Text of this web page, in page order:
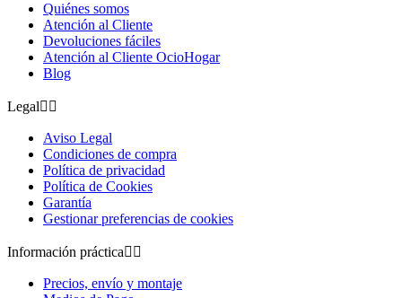
Quiénes somos
Atención al Cliente
Devoluciones fáciles
Atención al Cliente OcioHogar
Blog
Legal 
Aviso Legal
Condiciones de compra
Política de privacidad
Política de Cookies
Garantía
Gestionar preferencias de cookies
Información práctica 
Precios, envío y montaje